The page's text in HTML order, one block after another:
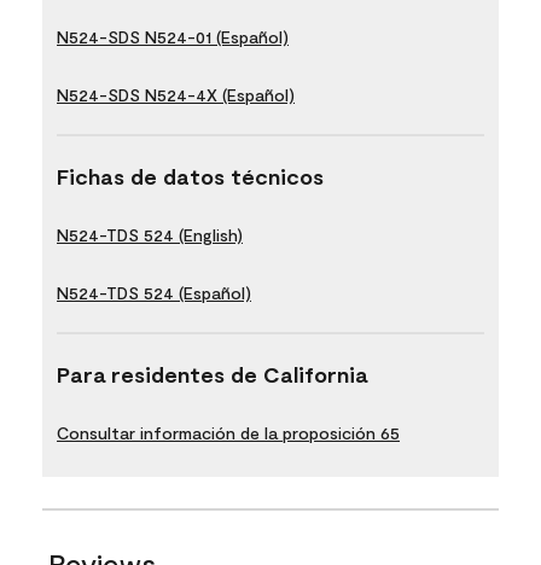
N524-SDS N524-01 (Español)
N524-SDS N524-4X (Español)
Fichas de datos técnicos
N524-TDS 524 (English)
N524-TDS 524 (Español)
Para residentes de California
Consultar información de la proposición 65